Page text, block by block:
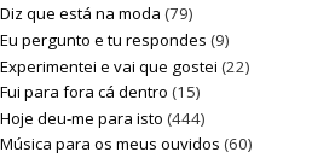
Diz que está na moda (79)
Eu pergunto e tu respondes (9)
Experimentei e vai que gostei (22)
Fui para fora cá dentro (15)
Hoje deu-me para isto (444)
Música para os meus ouvidos (60)